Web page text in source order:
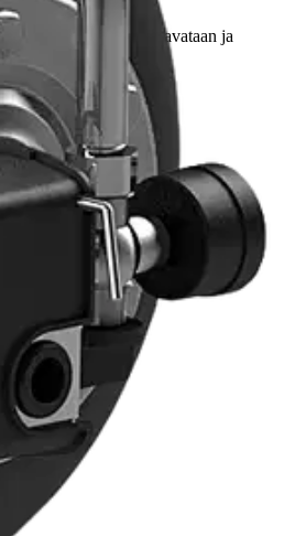
ja sammuu, kun hana avataan ja